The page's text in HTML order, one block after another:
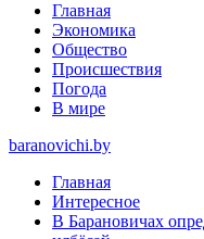
Главная
Экономика
Общество
Происшествия
Погода
В мире
baranovichi.by
Главная
Интересное
В Барановичах